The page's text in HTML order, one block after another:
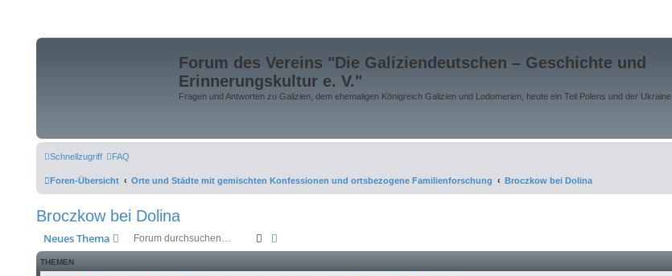
Forum des Vereins "Die Galiziendeutschen – Geschichte und
Erinnerungskultur e. V."
Fragen und Antworten zu Galizien, dem ehemaligen Königreich Galizien und Lodomerien, heute ein Teil Polens und der Ukraine
Schnellzugriff FAQ
Foren-Übersicht Orte und Städte mit gemischten Konfessionen und ortsbezogene Familienforschung Broczkow bei Dolina
Broczkow bei Dolina
Neues Thema Suche
THEMEN